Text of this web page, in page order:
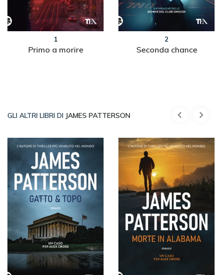
1
Primo a morire
2
Seconda chance
GLI ALTRI LIBRI DI JAMES PATTERSON